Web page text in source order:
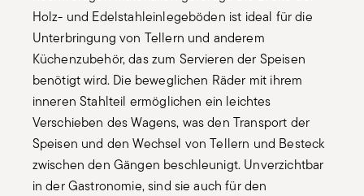
Holz- und Edelstahleinlegeböden ist ideal für die
Unterbringung von Tellern und anderem
Küchenzubehör, das zum Servieren der Speisen
benötigt wird. Die beweglichen Räder mit ihrem
inneren Stahlteil ermöglichen ein leichtes
Verschieben des Wagens, was den Transport der
Speisen und den Wechsel von Tellern und Besteck
zwischen den Gängen beschleunigt. Unverzichtbar
in der Gastronomie, sind sie auch für den